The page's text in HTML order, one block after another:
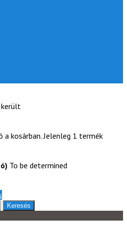
került
a kosárban.Jelenleg 1 termék
To be determined
Keresés